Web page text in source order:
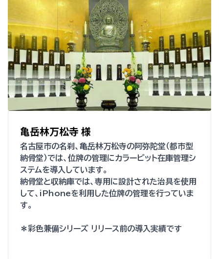
亀岳林万松寺 様
名古屋市の名刹、亀岳林万松寺の阿弥陀堂（都市型
納骨堂）では、位牌の管理にカラービット在庫管理シ
ステムを導入しています。
納骨堂と収納庫では、専用に設計された治具を使用
して、iPhoneを利用した位牌の管理を行っていま
す。
＊彩色兼備シリーズ リリース前の導入実績です